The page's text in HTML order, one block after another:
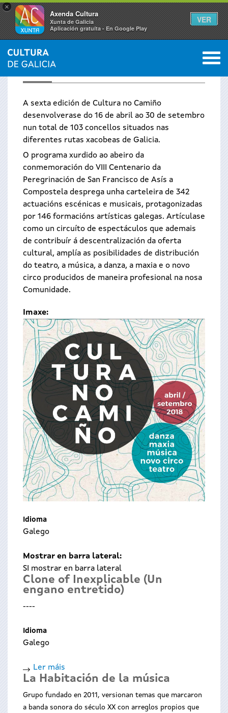
×
Axenda Cultura
Xunta de Galicia
Aplicación gratuíta - En Google Play
VER
CULTURA NO CAMIÑO
A sexta edición de Cultura no Camiño
desenvolverase do 16 de abril ao 30 de setembro
nun total de 103 concellos situados nas
diferentes rutas xacobeas de Galicia.
O programa xurdido ao abeiro da
conmemoración do VIII Centenario da
Peregrinación de San Francisco de Asís a
Compostela desprega unha carteleira de 342
actuacións escénicas e musicais, protagonizadas
por 146 formacións artísticas galegas. Artículase
como un circuíto de espectáculos que ademais
de contribuír á descentralización da oferta
cultural, amplía as posibilidades de distribución
do teatro, a música, a danza, a maxia e o novo
circo producidos de maneira profesional na nosa
Comunidade.
Imaxe:
Idioma
Galego
Mostrar en barra lateral:
SI mostrar en barra lateral
Clone of Inexplicable (Un
engano entretido)
----
Idioma
Galego
Ler máis
de
Clone
of
La Habitación de la música
Grupo fundado en 2011, versionan temas que marcaron
a banda sonora do século XX con arreglos propios que